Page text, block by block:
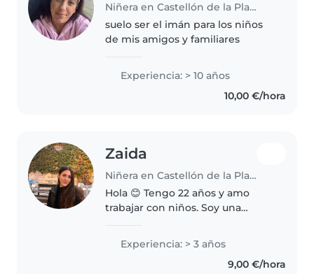
Niñera en Castellón de la Plana
suelo ser el imán para los niños
de mis amigos y familiares
Experiencia: > 10 años
10,00 €/hora
Zaida
Niñera en Castellón de la Plana
Hola 😊 Tengo 22 años y amo
trabajar con niños. Soy una
y atenta. Me gusta jugar con
ellos, ponerme a su altura,
escucharlos y entender sus
Experiencia: > 3 años
9,00 €/hora